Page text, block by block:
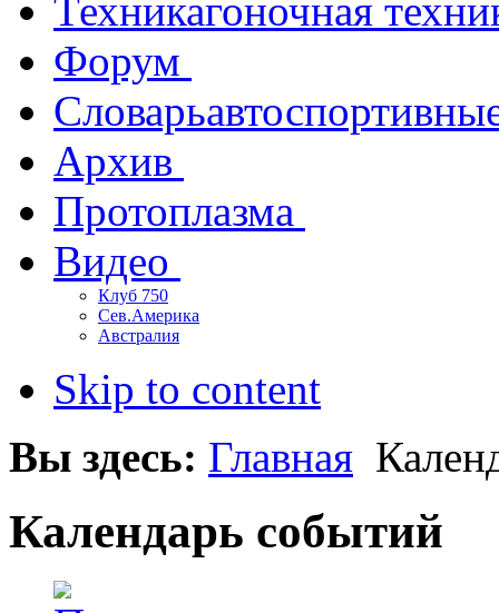
Техникагоночная
Форум
Словарь
Архив
Протоплазма
Видео
Клуб 750
Сев.Америка
Австралия
Skip to content
Вы здесь: Главная
Календарь событий